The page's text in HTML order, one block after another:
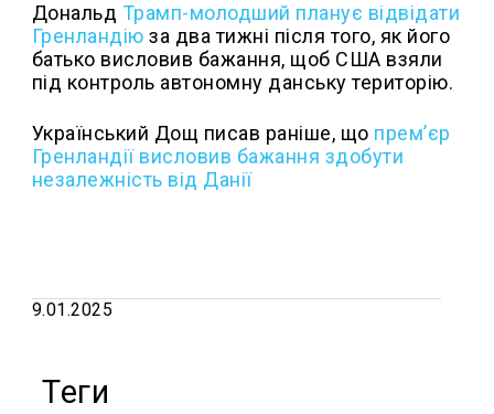
Дональд Трамп-молодший планує відвідати
Гренландію за два тижні після того, як його
батько висловив бажання, щоб США взяли
під контроль автономну данську територію.
Український Дощ писав раніше, що премʼєр
Гренландії висловив бажання здобути
незалежність від Данії
9.01.2025
Теги